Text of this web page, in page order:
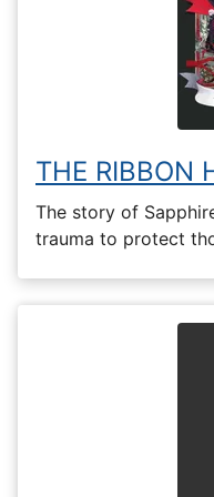
THE RIBBON
The story of
trauma to protect